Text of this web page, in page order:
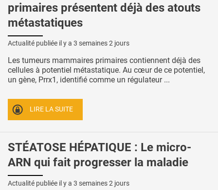
primaires présentent déjà des atouts
métastatiques
Actualité publiée il y a 3 semaines 2 jours
Les tumeurs mammaires primaires contiennent déjà des
cellules à potentiel métastatique. Au cœur de ce potentiel,
un gène, Prrx1, identifié comme un régulateur ...
LIRE LA SUITE
STÉATOSE HÉPATIQUE : Le micro-
ARN qui fait progresser la maladie
Actualité publiée il y a 3 semaines 2 jours